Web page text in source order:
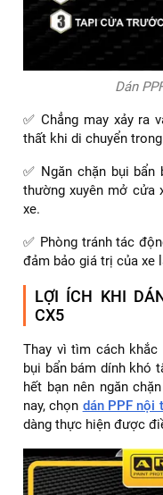
Dán
✅ Chẳng may xảy ra
thất khi di chuyển
✅ Ngăn chặn bụi
thường xuyên mở cửa
xe.
✅ Phòng tránh tác
đảm bảo giá trị của xe
LỢI ÍCH KHI
CX5
Thay vì tìm cách khắc
bụi bẩn bám dính khó
hết bạn nên ngăn
nay, chọn dán PPF nội
dàng thực hiện được